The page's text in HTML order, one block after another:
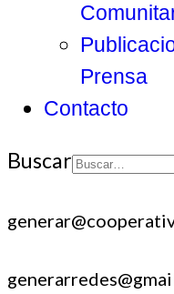
Prensa
Contacto
Buscar